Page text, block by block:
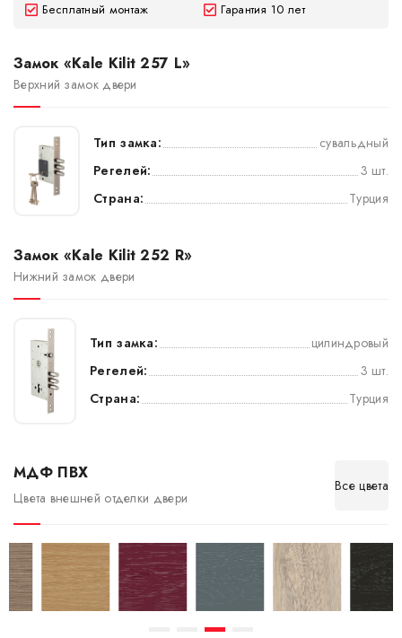
Бесплатный монтаж
Гарантия 10 лет
Замок «Kale Kilit 257 L»
Верхний замок двери
Тип замка:
сувальдный
Регелей:
3 шт.
Страна:
Турция
Замок «Kale Kilit 252 R»
Нижний замок двери
Тип замка:
цилиндровый
Регелей:
3 шт.
Страна:
Турция
МДФ ПВХ
Цвета внешней отделки двери
Все цвета